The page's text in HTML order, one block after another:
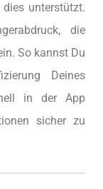
unterstützt.
die
So kannst Du
Deines
in der App
sicher zu